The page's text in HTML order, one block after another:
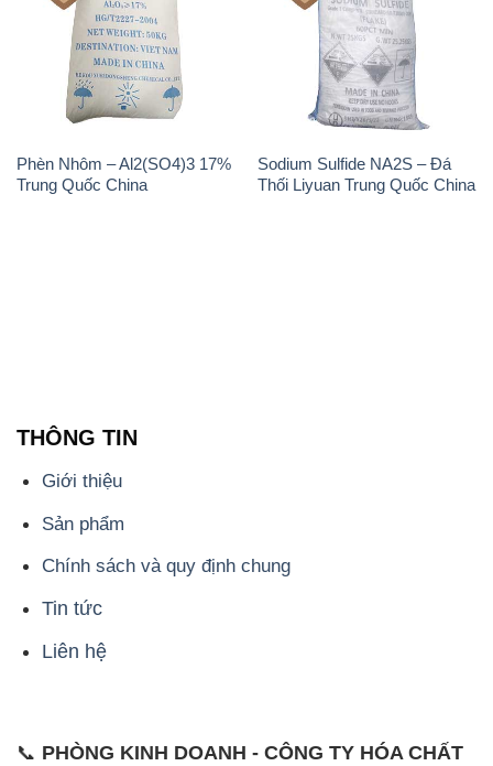
Phèn Nhôm – Al2(SO4)3 17%
Trung Quốc China
Sodium Sulfide NA2S – Đá
Thối Liyuan Trung Quốc China
THÔNG TIN
Giới thiệu
Sản phẩm
Chính sách và quy định chung
Tin tức
Liên hệ
📞 PHÒNG KINH DOANH - CÔNG TY HÓA CHẤT